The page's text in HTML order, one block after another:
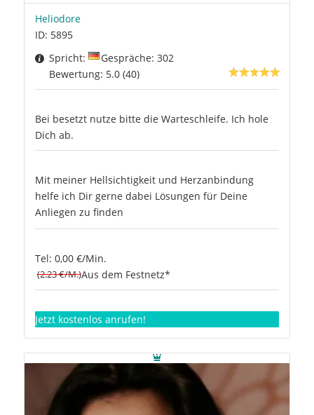
Heliodore
ID: 5895
Spricht:
Gespräche: 302
Bewertung: 5.0 (40)
Bei besetzt nutze bitte die Warteschleife. Ich hole
Dich ab.
Mit meiner Hellsichtigkeit und Herzanbindung
helfe ich Dir gerne dabei Lösungen für Deine
Anliegen zu finden
Tel: 0,00 €/Min.
(2.23 €/M.)Aus dem Festnetz*
Jetzt kostenlos anrufen!